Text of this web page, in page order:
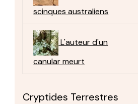
scinques australiens
L'auteur d'un
canular meurt
Cryptides Terrestres